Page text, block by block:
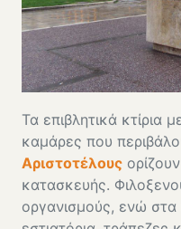
Τα επιβλητικά κτίρια
καμάρες που
Αριστοτέλους
κατασκευής.
οργανισμούς, ενώ στα